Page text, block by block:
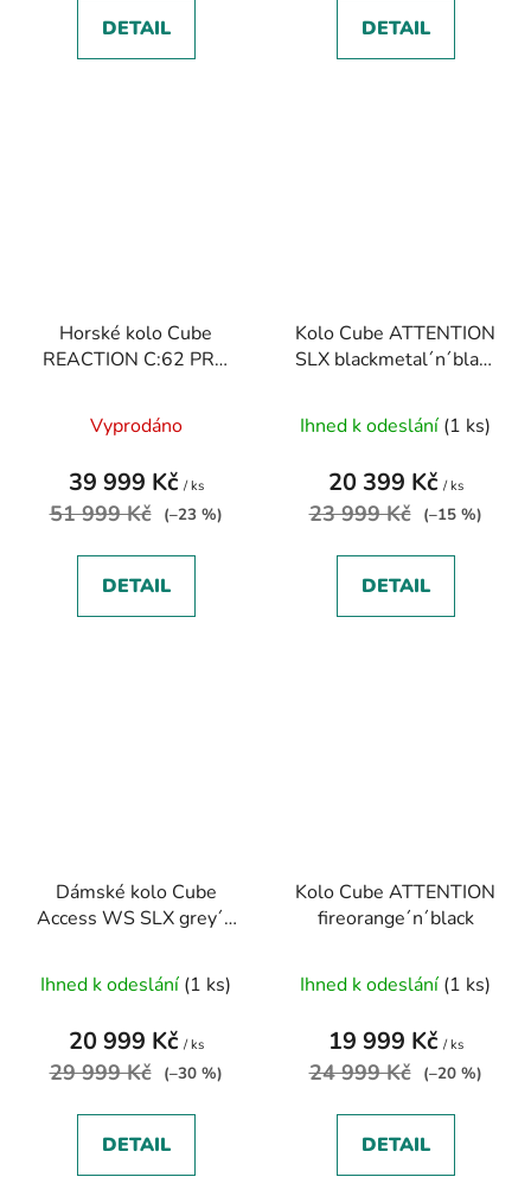
DETAIL DETAIL
Horské kolo Cube
REACTION C:62 PRO
2025
Vyprodáno
39 999 Kč / ks
51 999 Kč (–23 %)
DETAIL
Kolo Cube ATTENTION
SLX blackmetal´n´black
Ihned k odeslání (1 ks)
20 399 Kč / ks
23 999 Kč (–15 %)
DETAIL
Dámské kolo Cube
Access WS SLX grey´n
Ihned k odeslání (1 ks)
20 999 Kč / ks
29 999 Kč (–30 %)
DETAIL
Kolo Cube ATTENTION
fireorange´n´black
Ihned k odeslání (1 ks)
19 999 Kč / ks
24 999 Kč (–20 %)
DETAIL